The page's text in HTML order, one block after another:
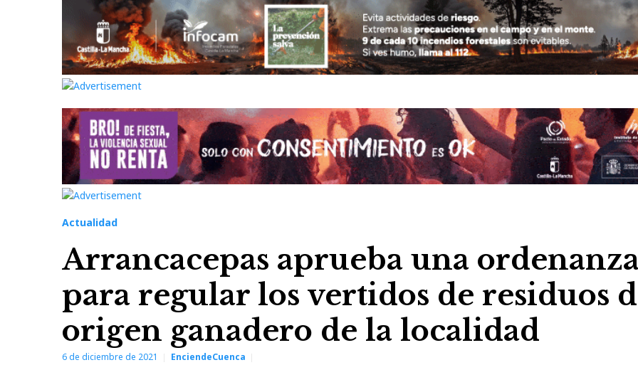
Actualidad
Arrancacepas aprueba una
para regular los vertidos de residuos
origen ganadero de la localidad
6 de diciembre de 2021 EnciendeCuenca